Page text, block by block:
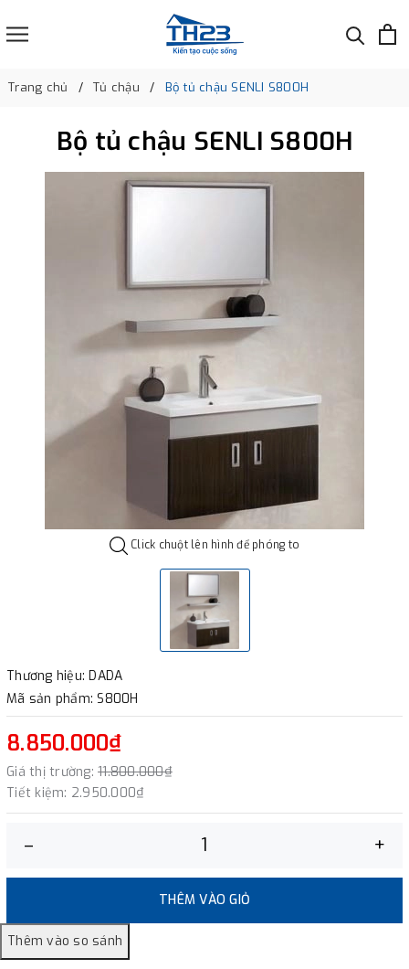
Trang chủ Tủ chậu Bộ tủ chậu SENLI S800H
Bộ tủ chậu SENLI S800H
Click chuột lên hình để phóng to
Thương hiệu: DADA
Mã sản phẩm: S800H
8.850.000₫
Giá thị trường: 11.800.000₫
Tiết kiệm: 2.950.000₫
– +
THÊM VÀO GIỎ